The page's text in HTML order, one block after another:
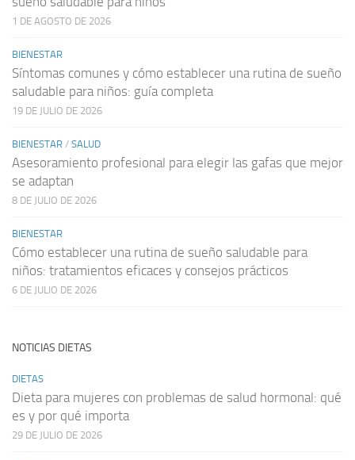
1 DE AGOSTO DE 2026
BIENESTAR
Síntomas comunes y cómo establecer una rutina de sueño
saludable para niños: guía completa
19 DE JULIO DE 2026
BIENESTAR / SALUD
Asesoramiento profesional para elegir las gafas que mejor
se adaptan
8 DE JULIO DE 2026
BIENESTAR
Cómo establecer una rutina de sueño saludable para
niños: tratamientos eficaces y consejos prácticos
6 DE JULIO DE 2026
NOTICIAS DIETAS
DIETAS
Dieta para mujeres con problemas de salud hormonal: qué
es y por qué importa
29 DE JULIO DE 2026